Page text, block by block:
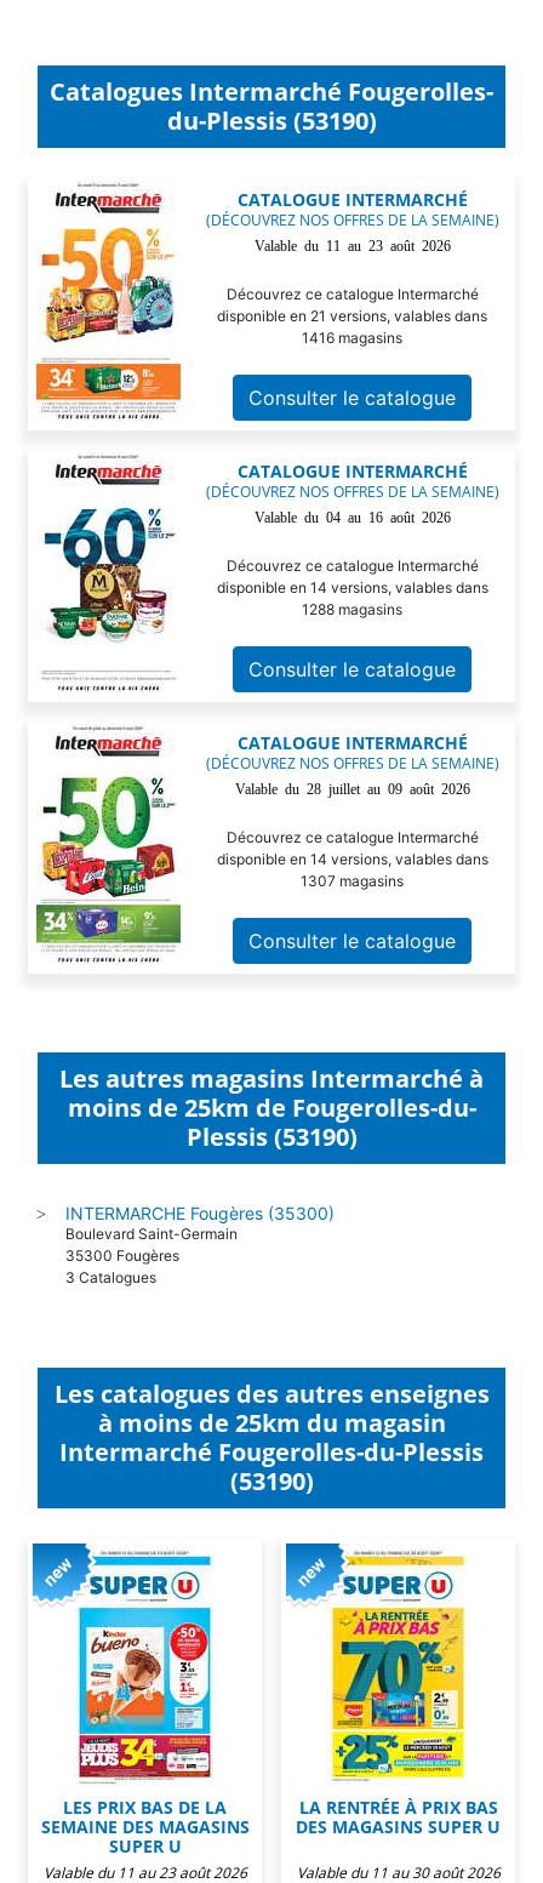
Catalogues Intermarché Fougerolles-
du-Plessis (53190)
CATALOGUE INTERMARCHÉ
(DÉCOUVREZ NOS OFFRES DE LA SEMAINE)
Valable du 11 au 23 août 2026
Découvrez ce catalogue Intermarché
disponible en 21 versions, valables dans
1416 magasins
Consulter le catalogue
CATALOGUE INTERMARCHÉ
(DÉCOUVREZ NOS OFFRES DE LA SEMAINE)
Valable du 04 au 16 août 2026
Découvrez ce catalogue Intermarché
disponible en 14 versions, valables dans
1288 magasins
Consulter le catalogue
CATALOGUE INTERMARCHÉ
(DÉCOUVREZ NOS OFFRES DE LA SEMAINE)
Valable du 28 juillet au 09 août 2026
Découvrez ce catalogue Intermarché
disponible en 14 versions, valables dans
1307 magasins
Consulter le catalogue
Les autres magasins Intermarché à
moins de 25km de Fougerolles-du-
Plessis (53190)
> INTERMARCHE Fougères (35300)
Boulevard Saint-Germain
35300 Fougères
3 Catalogues
Les catalogues des autres enseignes
à moins de 25km du magasin
Intermarché Fougerolles-du-Plessis
(53190)
LES PRIX BAS DE LA
SEMAINE DES MAGASINS
SUPER U
Valable du 11 au 23 août 2026
LA RENTRÉE À PRIX BAS
DES MAGASINS SUPER U
Valable du 11 au 30 août 2026